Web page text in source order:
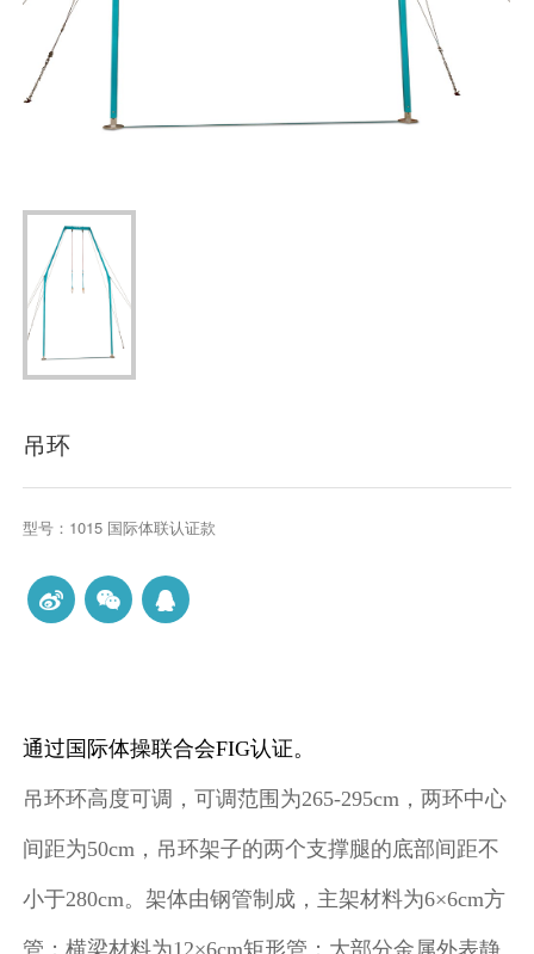
吊环
型号：1015 国际体联认证款
通过国际体操联合会FIG认证。
吊环环高度可调，可调范围为265-295cm ，两环中心
间距为50cm ，吊环架子的两个支撑腿的底部间距不
小于280cm。架体由钢管制成，主架材料为6×6cm方